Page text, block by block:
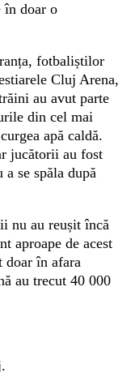
în doar o
fotbaliștilor
Cluj Arena,
au avut parte
din cel mai
apă caldă.
jucătorii au fost
se spăla după
nu au reușit încă
aproape de acest
doar în afara
au trecut 40 000